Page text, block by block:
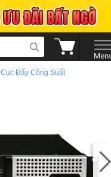
Cục Đẩy Công Suất